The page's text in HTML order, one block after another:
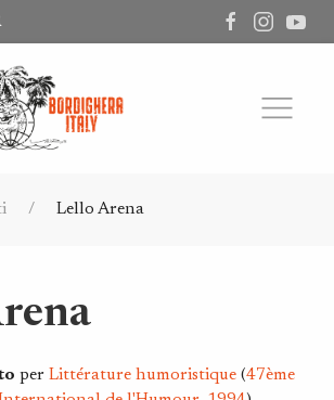
Lello Arena
per Littérature humoristique (47ème